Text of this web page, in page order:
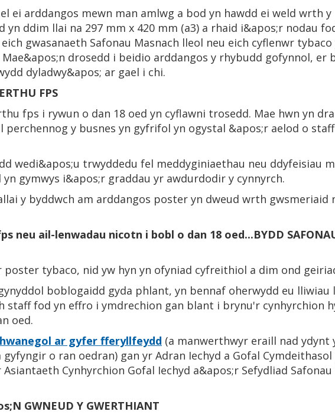
ei arddangos mewn man amlwg a bod yn hawdd ei weld wrth
yn ddim llai na 297 mm x 420 mm (a3) a rhaid i&apos;r nodau
gwasanaeth Safonau Masnach lleol neu eich cyflenwr
drosedd i beidio arddangos y rhybudd gofynnol, er
dyladwy&apos; ar gael i chi.
FPS
fps i rywun o dan 18 oed yn cyflawni trosedd. Mae hwn yn
y busnes yn gyfrifol yn ogystal &apos;r aelod o
wedi&apos;u trwyddedu fel meddyginiaethau neu ddyfeisiau
gymwys i&apos;r graddau yr awdurdodir y cynnyrch.
y byddwch am arddangos poster yn dweud wrth gwsmeriaid
neu ail-lenwadau nicotn i bobl o dan 18 oed...BYDD
poster tybaco, nid yw hyn yn ofyniad cyfreithiol a dim ond
boblogaidd gyda phlant, yn bennaf oherwydd eu lliwiau
staff fod yn effro i ymdrechion gan blant i brynu'r cynhyrchion
oed.
ar gyfer fferyllfeydd (a manwerthwyr eraill nad ydynt
o ran oedran) gan yr Adran Iechyd a Gofal
Cynhyrchion Gofal Iechyd a&apos;r Sefydliad Safonau
GWNEUD Y GWERTHIANT